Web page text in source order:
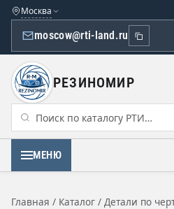
Москва
moscow@rti-land.ru
РЕЗИНОМИР
МЕНЮ
Главная / Каталог / Детали по